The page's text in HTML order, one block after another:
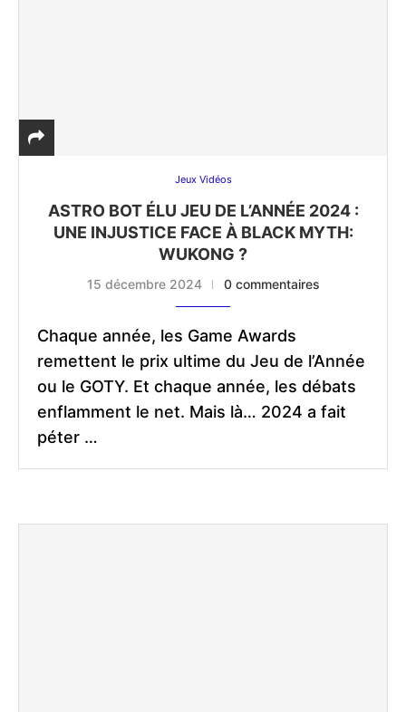
Jeux Vidéos
ASTRO BOT ÉLU JEU DE L’ANNÉE 2024 :
UNE INJUSTICE FACE À BLACK MYTH:
WUKONG ?
15 décembre 2024 0 commentaires
Chaque année, les Game Awards
remettent le prix ultime du Jeu de l’Année
ou le GOTY. Et chaque année, les débats
enflamment le net. Mais là… 2024 a fait
péter …